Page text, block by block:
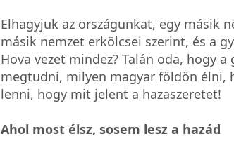
Elhagyjuk az országunkat, egy másik
másik nemzet erkölcsei szerint, és a
Hova vezet mindez? Talán oda, hogy
megtudni, milyen magyar földön élni,
lenni, hogy mit jelent a hazaszeretet!
Ahol most élsz, sosem lesz a hazád